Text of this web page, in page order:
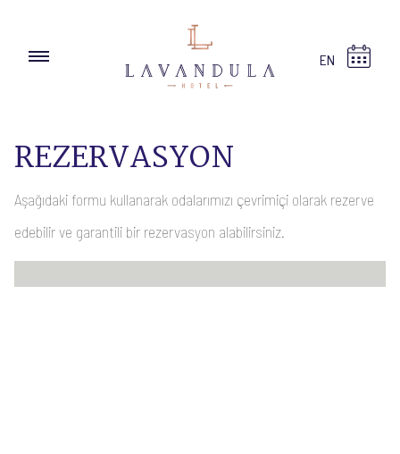
EN
REZERVASYON
Aşağıdaki formu kullanarak odalarımızı çevrimiçi olarak rezerve
edebilir ve garantili bir rezervasyon alabilirsiniz.